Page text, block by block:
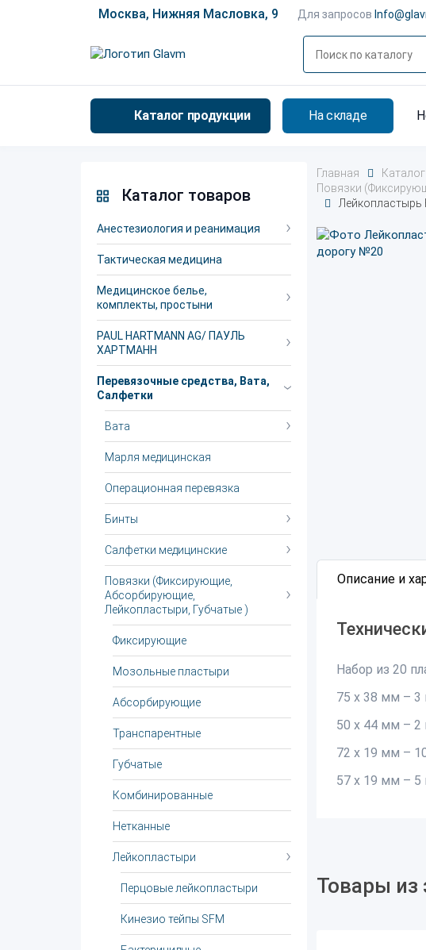
Москва, Нижняя Масловка, 9 Для запросов
Каталог продукции На складе
Каталог товаров
Анестезиология и реанимация
Тактическая медицина
Медицинское белье,
комплекты, простыни
PAUL HARTMANN AG/ ПАУЛЬ
ХАРТМАНН
Перевязочные средства, Вата,
Салфетки
Вата
Марля медицинская
Операционная перевязка
Бинты
Салфетки медицинские
Повязки (Фиксирующие,
Абсорбирующие,
Лейкопластыри, Губчатые )
Фиксирующие
Мозольные пластыри
Абсорбирующие
Транспарентные
Губчатые
Комбинированные
Нетканные
Лейкопластыри
Перцовые лейкопластыри
Кинезио тейпы SFM
Главная
Повязки
Описание и
Набор из 20
75 х 38 мм – 3
50 х 44 мм – 2
72 х 19 мм –
57 х 19 мм – 5
Товары из